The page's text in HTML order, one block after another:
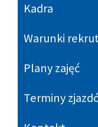
Kadra
Warunki
Plany zajęć
Terminy